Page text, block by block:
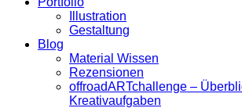
Illustration
Gestaltung
Blog
Material Wissen
Rezensionen
offroadARTchallenge –
Kreativaufgaben